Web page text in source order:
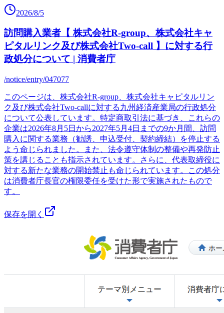
2026/8/5
訪問購入業者【 株式会社R-group、株式会社キャ
ピタルリンク及び株式会社Two-call 】に対する行
政処分について | 消費者庁
/notice/entry/047077
このページは、株式会社R-group、株式会社キャピタルリン
ク及び株式会社Two-callに対する九州経済産業局の行政処分
について公表しています。特定商取引法に基づき、これらの
企業は2026年8月5日から2027年5月4日までの9か月間、訪問
購入に関する業務（勧誘、申込受付、契約締結）を停止する
よう命じられました。また、法令遵守体制の整備や再発防止
策を講じることも指示されています。さらに、代表取締役に
対する新たな業務の開始禁止も命じられています。この処分
は消費者庁長官の権限委任を受けた形で実施されたもので
す。
保存を開く